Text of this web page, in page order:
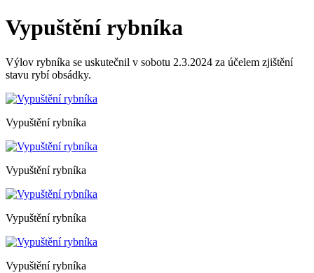
Vypuštění rybníka
Výlov rybníka se uskutečnil v sobotu 2.3.2024 za účelem zjištění
stavu rybí obsádky.
Vypuštění rybníka
Vypuštění rybníka
Vypuštění rybníka
Vypuštění rybníka